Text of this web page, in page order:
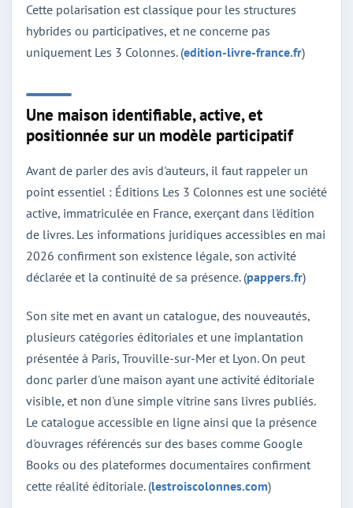
Cette polarisation est classique pour les structures
hybrides ou participatives, et ne concerne pas
uniquement Les 3 Colonnes. (edition-livre-france.fr)
Une maison identifiable, active, et
positionnée sur un modèle participatif
Avant de parler des avis d'auteurs, il faut rappeler un
point essentiel : Éditions Les 3 Colonnes est une société
active, immatriculée en France, exerçant dans l'édition
de livres. Les informations juridiques accessibles en mai
2026 confirment son existence légale, son activité
déclarée et la continuité de sa présence. (pappers.fr)
Son site met en avant un catalogue, des nouveautés,
plusieurs catégories éditoriales et une implantation
présentée à Paris, Trouville-sur-Mer et Lyon. On peut
donc parler d'une maison ayant une activité éditoriale
visible, et non d'une simple vitrine sans livres publiés.
Le catalogue accessible en ligne ainsi que la présence
d'ouvrages référencés sur des bases comme Google
Books ou des plateformes documentaires confirment
cette réalité éditoriale. (lestroiscolonnes.com)